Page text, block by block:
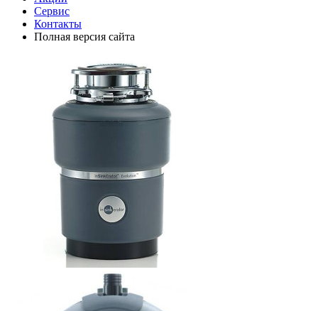
Сервис
Контакты
Полная версия сайта